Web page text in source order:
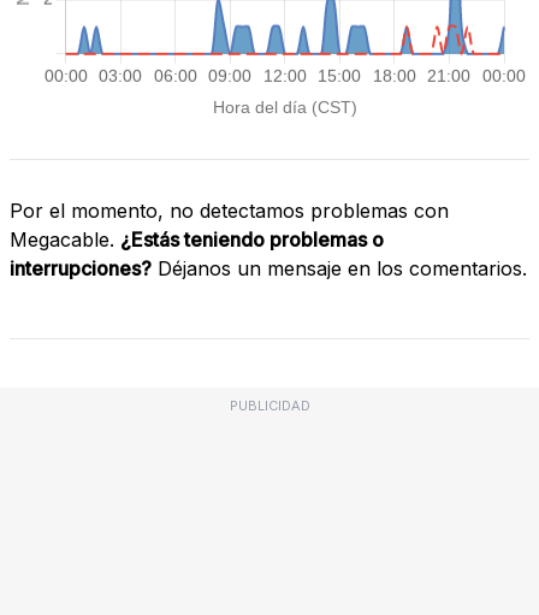
Por el momento, no detectamos problemas con
Megacable. ¿Estás teniendo problemas o
interrupciones? Déjanos un mensaje en los comentarios.
PUBLICIDAD